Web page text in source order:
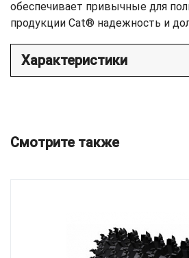
обеспечивает привычные для
продукции Cat® надежность и
Характеристики
Смотрите также